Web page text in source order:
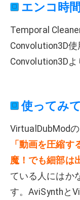
エンコ時間
Temporal
Convolution3D使
Convolution3D
使ってみ
VirtualDubMod
「動画を圧縮
魔！でも細部は
ている人にはか
す。AviSynthと